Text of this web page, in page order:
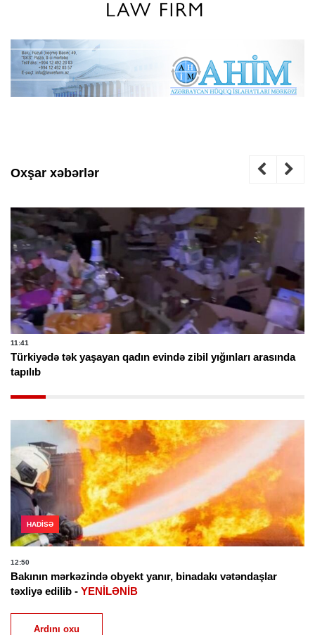
Oxşar xəbərlər
11:41
Türkiyədə tək yaşayan qadın evində zibil yığınları arasında
tapılıb
HADISƏ
12:50
Bakının mərkəzində obyekt yanır, binadakı vətəndaşlar
təxliyə edilib - YENİLƏNİB
Ardını oxu